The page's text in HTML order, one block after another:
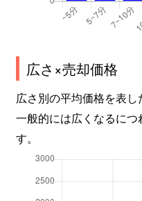
広さ×売却価格
広さ別の平均価格を表し
一般的には広くなるに
す。